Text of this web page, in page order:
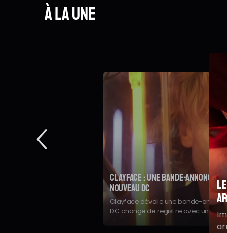
À la une
Clayface : une bande-annonce terrifiante pour le
nouveau DC
Clayface dévoile une bande-annonce sombre et terrifiante.
DC change de registre avec un film d'horreur qui pourrait
relancer son univers cinématographique
Le film d'animation La Fille
arrivé au cinéma
Imaginé à Poitiers, le film
arrive au cinéma avec les voix de